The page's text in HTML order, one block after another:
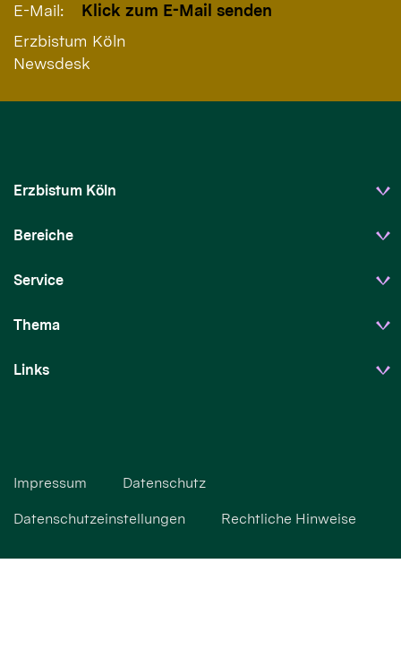
E-Mail:
Klick zum E-Mail senden
Erzbistum Köln
Newsdesk
Erzbistum Köln
Bereiche
Service
Thema
Links
Impressum Datenschutz
Datenschutzeinstellungen Rechtliche Hinweise